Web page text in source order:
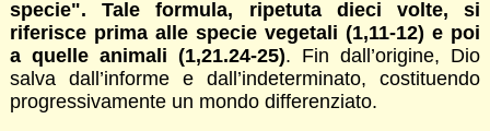
specie". Tale formula, ripetuta dieci volte, si
riferisce prima alle specie vegetali (1,11-12) e poi
a quelle animali (1,21.24-25). Fin dall’origine, Dio
salva dall’informe e dall’indeterminato, costituendo
progressivamente un mondo differenziato.